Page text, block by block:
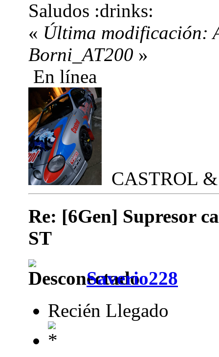
Saludos
« Última modificación:
Borni_AT200 »
En línea
CASTROL
Re: [6Gen] Supresor
ST
Saverio228
Recién Llegado